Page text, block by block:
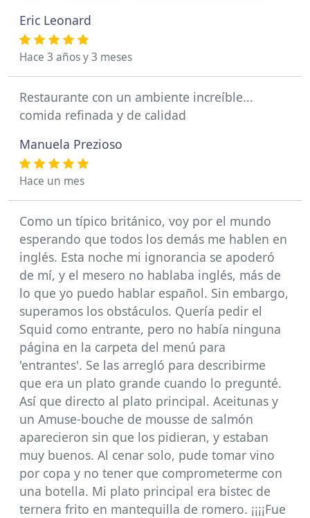
Eric Leonard
Hace 3 años y 3 meses
Restaurante con un ambiente increíble...
comida refinada y de calidad
Manuela Prezioso
Hace un mes
Como un típico británico, voy por el mundo
esperando que todos los demás me hablen en
inglés. Esta noche mi ignorancia se apoderó
de mí, y el mesero no hablaba inglés, más de
lo que yo puedo hablar español. Sin embargo,
superamos los obstáculos. Quería pedir el
Squid como entrante, pero no había ninguna
página en la carpeta del menú para
'entrantes'. Se las arregló para describirme
que era un plato grande cuando lo pregunté.
Así que directo al plato principal. Aceitunas y
un Amuse-bouche de mousse de salmón
aparecieron sin que los pidieran, y estaban
muy buenos. Al cenar solo, pude tomar vino
por copa y no tener que comprometerme con
una botella. Mi plato principal era bistec de
ternera frito en mantequilla de romero. ¡¡¡¡Fue